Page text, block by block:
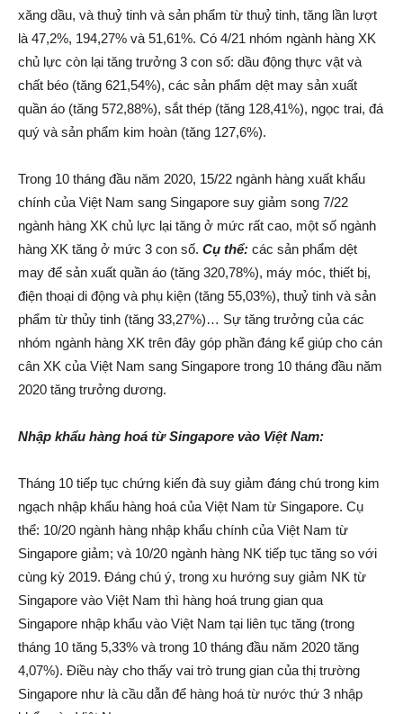
xăng dầu, và thuỷ tinh và sản phẩm từ thuỷ tinh, tăng lần lượt
là 47,2%, 194,27% và 51,61%. Có 4/21 nhóm ngành hàng XK
chủ lực còn lại tăng trưởng 3 con số: dầu động thực vật và
chất béo (tăng 621,54%), các sản phẩm dệt may sản xuất
quần áo (tăng 572,88%), sắt thép (tăng 128,41%), ngọc trai, đá
quý và sản phẩm kim hoàn (tăng 127,6%).
Trong 10 tháng đầu năm 2020, 15/22 ngành hàng xuất khẩu
chính của Việt Nam sang Singapore suy giảm song 7/22
ngành hàng XK chủ lực lại tăng ở mức rất cao, một số ngành
hàng XK tăng ở mức 3 con số. Cụ thể: các sản phẩm dệt
may để sản xuất quần áo (tăng 320,78%), máy móc, thiết bị,
điện thoại di động và phụ kiện (tăng 55,03%), thuỷ tinh và sản
phẩm từ thủy tinh (tăng 33,27%)… Sự tăng trưởng của các
nhóm ngành hàng XK trên đây góp phần đáng kể giúp cho cán
cân XK của Việt Nam sang Singapore trong 10 tháng đầu năm
2020 tăng trưởng dương.
Nhập khẩu hàng hoá từ Singapore vào Việt Nam:
Tháng 10 tiếp tục chứng kiến đà suy giảm đáng chú trong kim
ngạch nhập khẩu hàng hoá của Việt Nam từ Singapore. Cụ
thể: 10/20 ngành hàng nhập khẩu chính của Việt Nam từ
Singapore giảm; và 10/20 ngành hàng NK tiếp tục tăng so với
cùng kỳ 2019. Đáng chú ý, trong xu hướng suy giảm NK từ
Singapore vào Việt Nam thì hàng hoá trung gian qua
Singapore nhập khẩu vào Việt Nam tại liên tục tăng (trong
tháng 10 tăng 5,33% và trong 10 tháng đầu năm 2020 tăng
4,07%). Điều này cho thấy vai trò trung gian của thị trường
Singapore như là cầu dẫn để hàng hoá từ nước thứ 3 nhập